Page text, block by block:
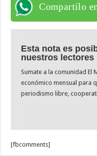
Compartilo
Esta nota es
nuestros lectores
Sumate a la comunidad El
económico mensual para
periodismo libre,
[fbcomments]